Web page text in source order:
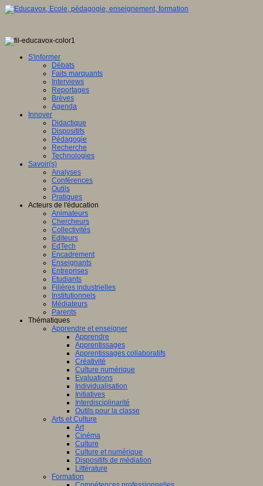
S'informer
Débats
Faits marquants
Interviews
Reportages
Brèves
Agenda
Innover
Didactique
Dispositifs
Pédagogie
Recherche
Technologies
Savoir(s)
Analyses
Conférences
Outils
Pratiques
Acteurs de l'éducation
Animateurs
Chercheurs
Collectivités
Editeurs
EdTech
Encadrement
Enseignants
Entreprises
Etudiants
Filières industrielles
Institutionnels
Médiateurs
Parents
Thématiques
Apprendre et enseigner
Apprendre
Apprentissages
Apprentissages collaboratifs
Créativité
Culture numérique
Evaluations
Individualisation
Initiatives
Interdisciplinarité
Outils pour la classe
Arts et Culture
Art
Cinéma
Culture
Culture et numérique
Dispositifs de médiation
Littérature
Formation